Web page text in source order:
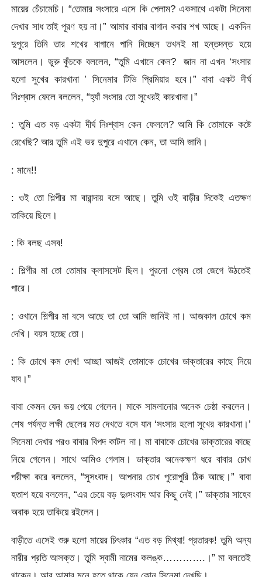
মায়ের চেঁচামেচি। “তোমার সংসারে এসে কি পেলাম? একসাথে একটা সিনেমা
দেখার সাধ তাই পূরণ হয় না।” আমার বাবার বাগান করার শখ আছে। একদিন
দুপুরে তিনি তার শখের বাগানে পানি দিচ্ছেন তখনই মা হন্তদন্ত হয়ে
আসলেন। ভুরু কুঁচকে বললেন, “তুমি এখানে কেন? জান না এখন ‘সংসার
হলো সুখের কারখানা ’ সিনেমার টিভি প্রিমিয়ার হবে।” বাবা একট দীর্ঘ
নিঃশ্বাস ফেলে বললেন, “হ্যাঁ সংসার তো সুখেরই কারখানা।”
: তুমি এত বড় একটা দীর্ঘ নিঃশ্বাস কেন ফেললে? আমি কি তোমাকে কষ্টে
রেখেছি? আর তুমি এই ভর দুপুরে এখানে কেন, তা আমি জানি।
: মানে!!
: ওই তো শিল্পীর মা বারান্দায় বসে আছে। তুমি ওই বাড়ীর দিকেই এতক্ষণ
তাকিয়ে ছিলে।
: কি বলছ এসব!
: শিল্পীর মা তো তোমার ক্লাসসেট ছিল। পুরনো প্রেম তো জেগে উঠতেই
পারে।
: ওখানে শিল্পীর মা বসে আছে তা তো আমি জানিই না। আজকাল চোখে কম
দেখি। বয়স হচ্ছে তো।
: কি চোখে কম দেখ! আচ্ছা আজই তোমাকে চোখের ডাক্তারের কাছে নিয়ে
যাব।”
বাবা কেমন যেন ভয় পেয়ে গেলেন। মাকে সামলানোর অনেক চেষ্ঠা করলেন।
শেষ পর্যন্ত লক্ষী ছেলের মত দেখতে বসে যান ‘সংসার হলো সুখের কারখানা।’
সিনেমা দেখার পরও বাবার বিপদ কাটল না। মা বাবাকে চোখের ডাক্তারের কাছে
নিয়ে গেলেন। সাথে আমিও গেলাম। ডাক্তার অনেকক্ষণ ধরে বাবার চোখ
পরীক্ষা করে বললেন, “সুসংবাদ। আপনার চোখ পুরোপুরি ঠিক আছে।” বাবা
হতাশ হয়ে বললেন, “এর চেয়ে বড় দুঃসংবাদ আর কিছু নেই।” ডাক্তার সাহেব
অবাক হয়ে তাকিয়ে রইলেন।
বাড়ীতে এসেই শুরু হলো মায়ের চিৎকার “এত বড় মিথ্যা! প্রতারক! তুমি অন্য
নারীর প্রতি আসক্ত। তুমি স্বামী নামের কলঙ্ক………….।” মা বলতেই